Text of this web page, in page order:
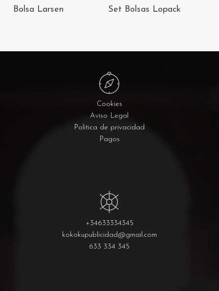
AÑADIR AL
Bolsa Larsen
AÑADIR AL
CARRITO
Set Bolsas Lopack
Cookies
Aviso Legal
Política de privacidad
Pagos
+34633334345
kokokupublicidad@gmail.com
633 334 345